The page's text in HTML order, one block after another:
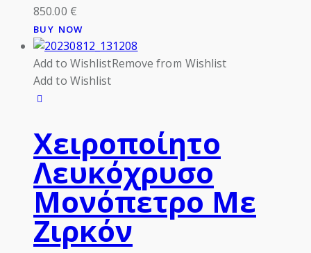
850.00 €
BUY NOW
Add to WishlistRemove from Wishlist
Add to Wishlist
Χειροποίητο
Λευκόχρυσο
Μονόπετρο Με
Ζιρκόν